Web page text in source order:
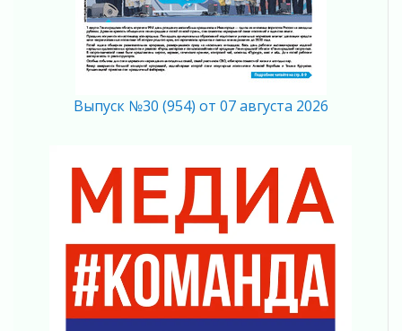
Память, сталь и музыка
04 августа 2026
Регион готовится к выборам
Никакого принуждения, только письменное
Без риска для здоровья и кошелька
04 августа 2026
Важная информация
Что делать со сбережениями
04 августа 2026
Награды нашли строителей
03 августа 2026
Выпуск №30 (954) от 07 августа 2026